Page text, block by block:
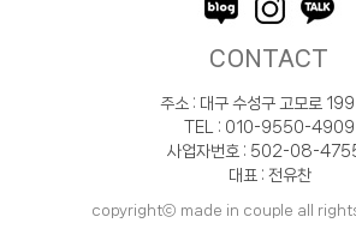
CONTACT
주소 : 대구 수성구 고모로 199
TEL : 010-9550-4909
사업자번호 : 502-08-
대표 : 전유찬
copyrightⓒ made in couple all